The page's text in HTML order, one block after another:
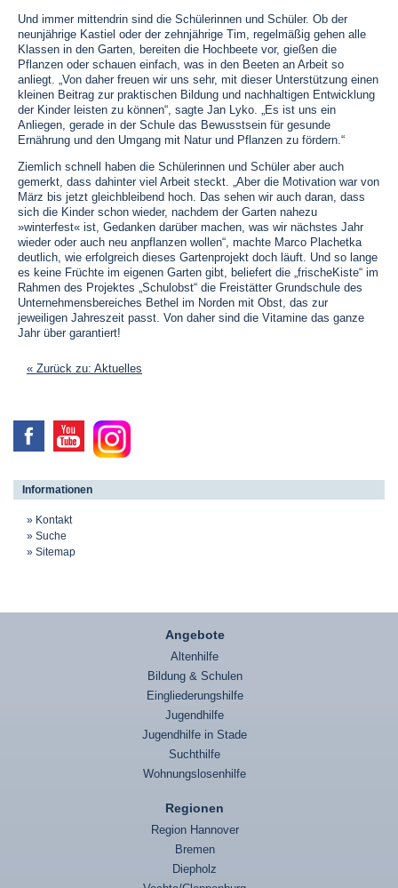
Und immer mittendrin sind die Schülerinnen und Schüler. Ob der
neunjährige Kastiel oder der zehnjährige Tim, regelmäßig gehen alle
Klassen in den Garten, bereiten die Hochbeete vor, gießen die
Pflanzen oder schauen einfach, was in den Beeten an Arbeit so
anliegt. „Von daher freuen wir uns sehr, mit dieser Unterstützung einen
kleinen Beitrag zur praktischen Bildung und nachhaltigen Entwicklung
der Kinder leisten zu können“, sagte Jan Lyko. „Es ist uns ein
Anliegen, gerade in der Schule das Bewusstsein für gesunde
Ernährung und den Umgang mit Natur und Pflanzen zu fördern.“
Ziemlich schnell haben die Schülerinnen und Schüler aber auch
gemerkt, dass dahinter viel Arbeit steckt. „Aber die Motivation war von
März bis jetzt gleichbleibend hoch. Das sehen wir auch daran, dass
sich die Kinder schon wieder, nachdem der Garten nahezu
»winterfest« ist, Gedanken darüber machen, was wir nächstes Jahr
wieder oder auch neu anpflanzen wollen“, machte Marco Plachetka
deutlich, wie erfolgreich dieses Gartenprojekt doch läuft. Und so lange
es keine Früchte im eigenen Garten gibt, beliefert die „frischeKiste“ im
Rahmen des Projektes „Schulobst“ die Freistätter Grundschule des
Unternehmensbereiches Bethel im Norden mit Obst, das zur
jeweiligen Jahreszeit passt. Von daher sind die Vitamine das ganze
Jahr über garantiert!
« Zurück zu: Aktuelles
Informationen
Kontakt
Suche
Sitemap
Angebote
Altenhilfe
Bildung & Schulen
Eingliederungshilfe
Jugendhilfe
Jugendhilfe in Stade
Suchthilfe
Wohnungslosenhilfe
Regionen
Region Hannover
Bremen
Diepholz